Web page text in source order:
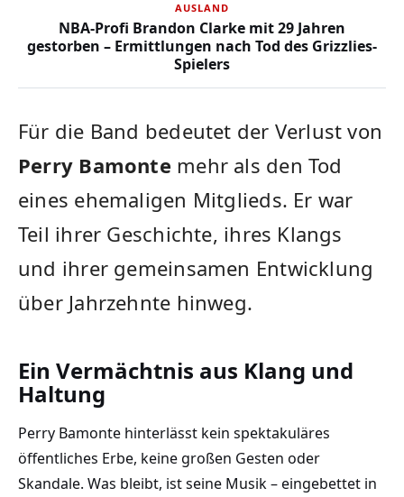
AUSLAND
NBA-Profi Brandon Clarke mit 29 Jahren
gestorben – Ermittlungen nach Tod des Grizzlies-
Spielers
Für die Band bedeutet der Verlust von
Perry Bamonte mehr als den Tod
eines ehemaligen Mitglieds. Er war
Teil ihrer Geschichte, ihres Klangs
und ihrer gemeinsamen Entwicklung
über Jahrzehnte hinweg.
Ein Vermächtnis aus Klang und
Haltung
Perry Bamonte hinterlässt kein spektakuläres
öffentliches Erbe, keine großen Gesten oder
Skandale. Was bleibt, ist seine Musik – eingebettet in